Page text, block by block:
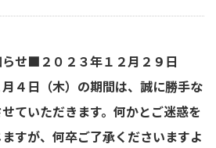
せ■２０２３年１２月２９日
月４日（木）の期間は、誠に勝手な
ていただきます。何かとご迷惑を
すが、何卒ご了承くださいますよ